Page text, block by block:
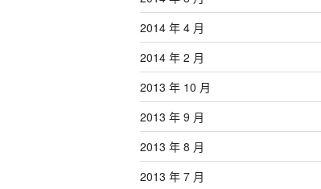
2014 年 4 月
2014 年 2 月
2013 年 10 月
2013 年 9 月
2013 年 8 月
2013 年 7 月